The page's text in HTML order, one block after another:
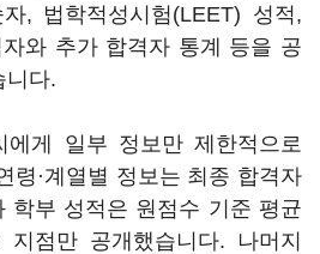
, 법학적성시험(LEET) 성적,
와 추가 합격자 통계 등을 공
니다.
에게 일부 정보만 제한적으로
령·계열별 정보는 최종 합격자
학부 성적은 원점수 기준 평균
지점만 공개했습니다. 나머지